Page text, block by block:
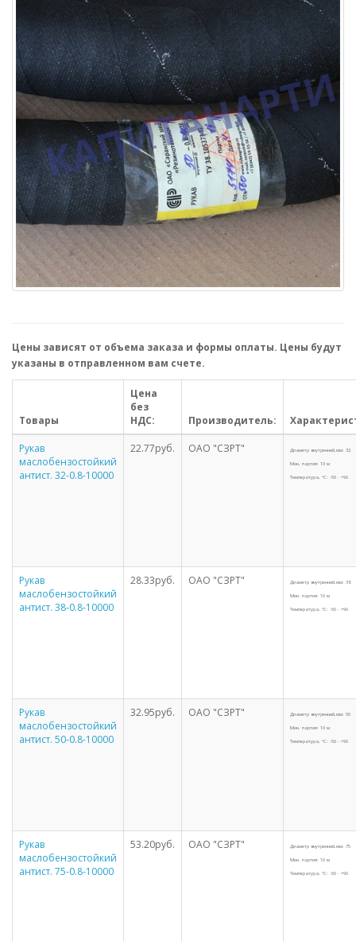
Цены зависят от объема заказа и формы оплаты. Цены будут
указаны в отправленном вам счете.
Товары
Цена
без
НДС:
Производитель:
Рукав
маслобензостойкий
антист. 32-0.8-10000
22.77руб. ОАО "СЗРТ" Диаметр внутренний,мм: 32
Мин. партия: 10 м
Температура, °С: -50 - +90
Рукав
маслобензостойкий
антист. 38-0.8-10000
28.33руб. ОАО "СЗРТ" Диаметр внутренний,мм: 38
Мин. партия: 10 м
Температура, °С: -50 - +90
Рукав
маслобензостойкий
антист. 50-0.8-10000
32.95руб. ОАО "СЗРТ" Диаметр внутренний,мм: 50
Мин. партия: 10 м
Температура, °С: -50 - +90
Рукав
маслобензостойкий
антист. 75-0.8-10000
53.20руб. ОАО "СЗРТ" Диаметр внутренний,мм: 75
Мин. партия: 10 м
Температура, °С: -50 - +90